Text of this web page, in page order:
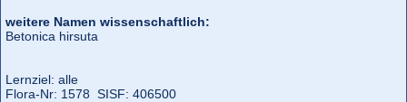
weitere Namen wissenschaftlich:
Betonica hirsuta
Lernziel: alle
Flora‑Nr: 1578 SISF: 406500